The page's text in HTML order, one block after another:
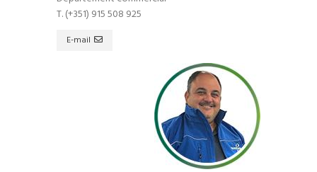
T. (+351) 915 508 925
E-mail